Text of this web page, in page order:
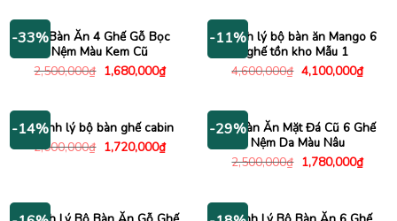
2,980,000₫.
-33%Bộ Bàn Ăn 4 Ghế Gỗ Bọc
Nệm Màu Kem Cũ
2,500,000₫ Giá
gốc
1,680,000₫Giá
hiện
1,680,000₫.
-11%
Thanh lý bộ bàn ăn Mango 6
ghế tồn kho Mẫu 1
4,600,000₫ Giá
gốc
4,100,000₫Giá
hiện
-14%
Thanh lý bộ bàn ghế cabin
2,000,000₫ Giá
gốc
1,720,000₫Giá
hiện
-29%
Bộ Bàn Ăn Mặt Đá Cũ 6 Ghế
Nệm Da Màu Nâu
2,500,000₫ Giá
gốc
1,780,000₫Giá
hiện